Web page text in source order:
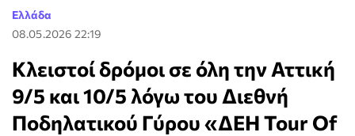
Ελλάδα
08.05.2026 22:19
Κλειστοί δρόμοι σε όλη την Αττική
9/5 και 10/5 λόγω του Διεθνή
Ποδηλατικού Γύρου «ΔΕΗ Tour Of